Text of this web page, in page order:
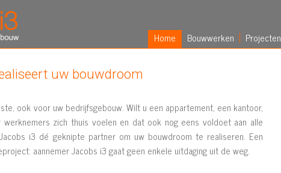
Home Bouwwerken Projecten
uw bouwdroom
ook voor uw bedrijfsgebouw. Wilt u een appartement, een kantoor,
zich thuis voelen en dat ook nog eens voldoet aan alle
i3 dé geknipte partner om uw bouwdroom te realiseren. Een
aannemer Jacobs i3 gaat geen enkele uitdaging uit de weg.